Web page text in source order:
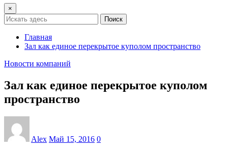
×
Поиск
Главная
Зал как единое перекрытое куполом пространство
Новости компаний
Зал как единое перекрытое куполом
пространство
Alex Май 15, 2016 0